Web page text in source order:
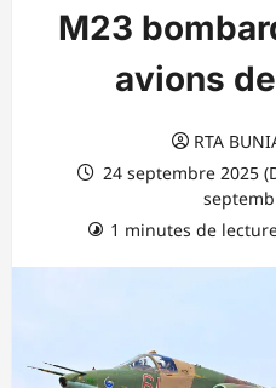
M23
avions
RTA
24 septembre 2025
1 minutes de